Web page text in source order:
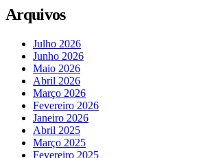
Arquivos
Julho 2026
Junho 2026
Maio 2026
Abril 2026
Março 2026
Fevereiro 2026
Janeiro 2026
Abril 2025
Março 2025
Fevereiro 2025